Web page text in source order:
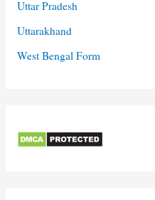
Uttar Pradesh
Uttarakhand
West Bengal Form